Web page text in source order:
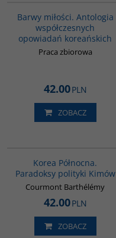
Barwy miłości. Antologia
współczesnych
opowiadań koreańskich
Praca zbiorowa
42.00PLN
ZOBACZ
Korea Północna.
Paradoksy polityki Kimów
Courmont Barthélémy
42.00PLN
ZOBACZ